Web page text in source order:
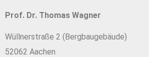
Prof. Dr. Thomas Wagner
Wüllnerstraße 2 (Bergbaugebäude)
52062 Aachen